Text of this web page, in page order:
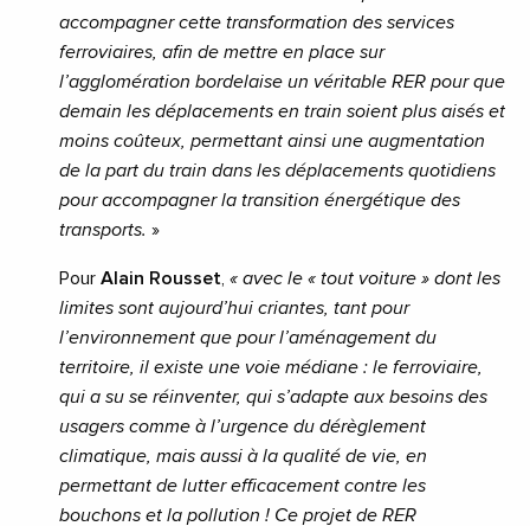
accompagner cette transformation des services
ferroviaires, afin de mettre en place sur
l’agglomération bordelaise un véritable RER pour que
demain les déplacements en train soient plus aisés et
moins coûteux, permettant ainsi une augmentation
de la part du train dans les déplacements quotidiens
pour accompagner la transition énergétique des
transports. »
Pour Alain Rousset « avec le « tout voiture » dont les
limites sont aujourd’hui criantes, tant pour
l’environnement que pour l’aménagement du
territoire, il existe une voie médiane : le ferroviaire,
qui a su se réinventer, qui s’adapte aux besoins des
usagers comme à l’urgence du dérèglement
climatique, mais aussi à la qualité de vie, en
permettant de lutter efficacement contre les
bouchons et la pollution ! Ce projet de RER